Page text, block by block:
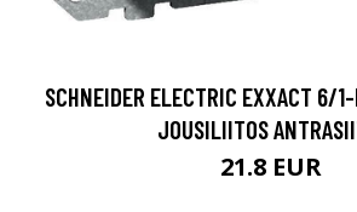
SCHNEIDER ELECTRIC EXXACT 6/
JOUSILIITOS
21.8 EUR